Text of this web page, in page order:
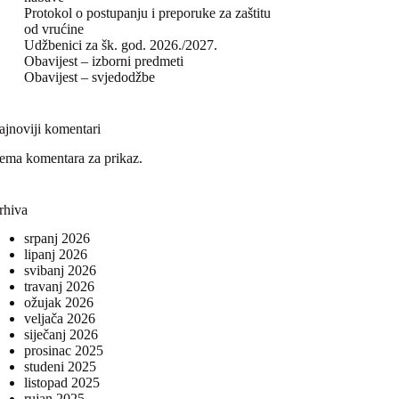
Protokol o postupanju i preporuke za zaštitu
od vrućine
Udžbenici za šk. god. 2026./2027.
Obavijest – izborni predmeti
Obavijest – svjedodžbe
komentari
komentara za prikaz.
srpanj 2026
lipanj 2026
svibanj 2026
travanj 2026
ožujak 2026
veljača 2026
siječanj 2026
prosinac 2025
studeni 2025
listopad 2025